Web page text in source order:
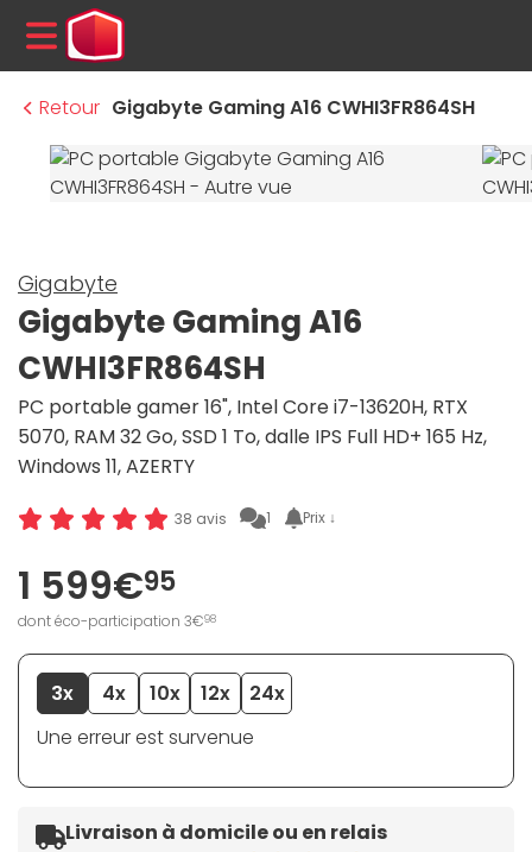
MENU
Retour Gigabyte Gaming A16 CWHI3FR864SH
Gigabyte
Gigabyte Gaming A16
CWHI3FR864SH
PC portable gamer 16", Intel Core i7-13620H, RTX
5070, RAM 32 Go, SSD 1 To, dalle IPS Full HD+ 165 Hz,
Windows 11, AZERTY
38 avis 1 Prix ↓
1 599€95
dont éco-participation 3€98
3x 4x 10x 12x
24x
Une erreur est survenue
Livraison à domicile ou en relais